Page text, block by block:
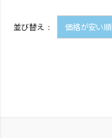
並び替え 価格が安い順